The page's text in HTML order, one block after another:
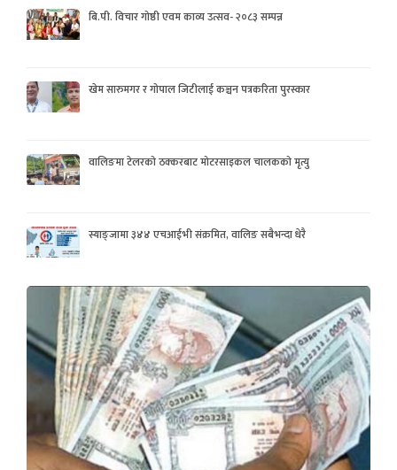
बि.पी. विचार गोष्ठी एवम काव्य उत्सव- २०८३ सम्पन्न
खेम सारुमगर र गोपाल जिटीलाई कञ्चन पत्रकरिता पुरस्कार
वालिङमा टेलरको ठक्करबाट मोटरसाइकल चालकको मृत्यु
स्याङ्जामा ३४४ एचआईभी संक्रमित, वालिङ सबैभन्दा धेरै